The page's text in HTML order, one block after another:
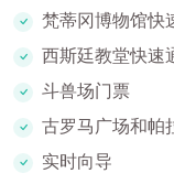
梵蒂冈博物馆快
西斯廷教堂快速
斗兽场门票
古罗马广场和帕
实时向导